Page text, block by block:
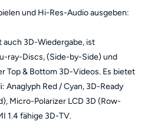
und Hi-Res-Audio ausgeben:
3D-Wiedergabe, ist
ray-Discs, (Side-by-Side) und
Top & Bottom 3D-Videos. Es bietet
Anaglyph Red / Cyan, 3D-Ready
Micro-Polarizer LCD 3D (Row-
1.4 fähige 3D-TV.